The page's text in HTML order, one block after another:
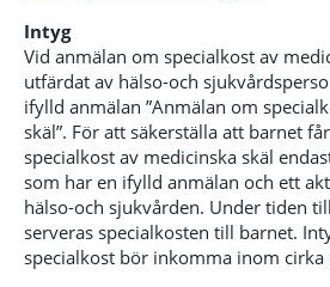
Intyg
Vid anmälan om specialkost av
utfärdat av hälso-och
ifylld anmälan ”Anmälan om
skäl”. För att säkerställa att barnet
specialkost av medicinska skäl
som har en ifylld anmälan och ett
hälso-och sjukvården. Under tiden
serveras specialkosten till barnet.
specialkost bör inkomma inom cirka